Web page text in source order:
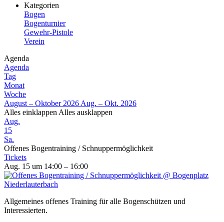
Kategorien
Bogen
Bogenturnier
Gewehr-Pistole
Verein
Agenda
Agenda
Tag
Monat
Woche
August – Oktober 2026 Aug. – Okt. 2026
Alles einklappen Alles ausklappen
Aug.
15
Sa.
Offenes Bogentraining / Schnuppermöglichkeit
Tickets
Aug. 15 um 14:00 – 16:00
Allgemeines offenes Training für alle Bogenschützen und
Interessierten.